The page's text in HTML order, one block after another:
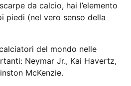
da calcio, hai l’elemento
piedi (nel vero senso della
del mondo nelle
Neymar Jr., Kai Havertz,
McKenzie.